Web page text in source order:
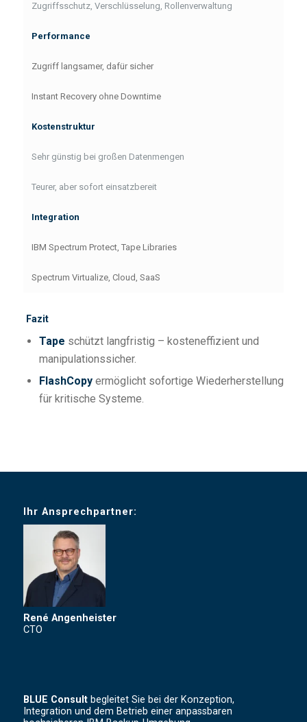
Zugriffsschutz, Verschlüsselung, Rollenverwaltung
Performance
Zugriff langsamer, dafür sicher
Instant Recovery ohne Downtime
Kostenstruktur
Sehr günstig bei großen Datenmengen
Teurer, aber sofort einsatzbereit
Integration
IBM Spectrum Protect, Tape Libraries
Spectrum Virtualize, Cloud, SaaS
Fazit
Tape schützt langfristig – kosteneffizient und
manipulationssicher.
FlashCopyermöglicht sofortige Wiederherstellung
für kritische Systeme.
Ihr Ansprechpartner:
René Angenheister
CTO
BLUE Consultbegleitet Sie bei der Konzeption,
Integration und dem Betrieb einer anpassbaren